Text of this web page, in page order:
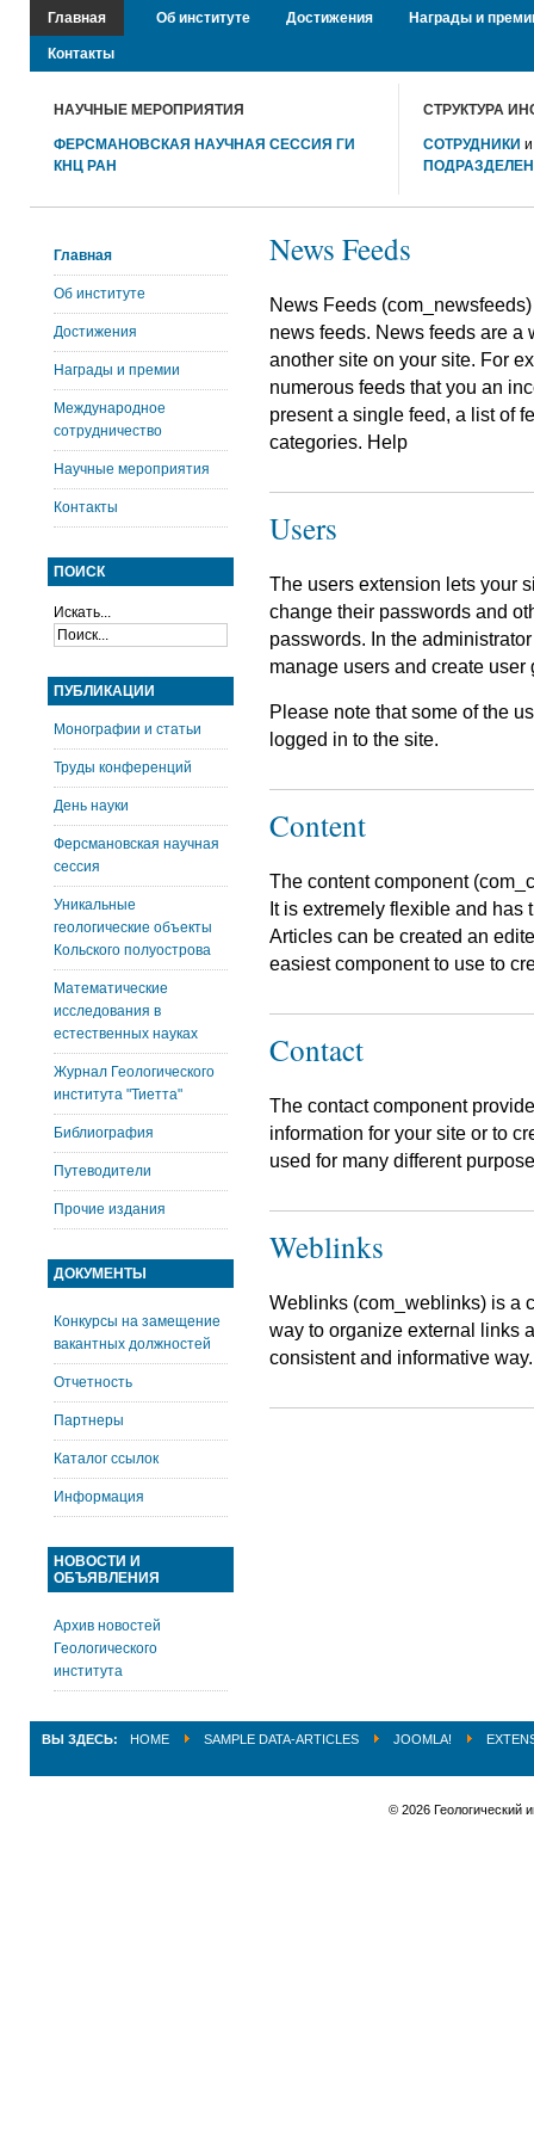
Главная Об институте Достижения Награды и
Контакты
НАУЧНЫЕ МЕРОПРИЯТИЯ
ФЕРСМАНОВСКАЯ НАУЧНАЯ СЕССИЯ ГИ
КНЦ РАН
СТРУКТУРА
СОТРУДНИКИ
News Feeds
News Feeds
news feeds. News feeds are a
another site on your site. For
numerous feeds that you an
present a single feed, a list of
categories. Help
Users
The users extension lets your
change their passwords and
passwords. In the
manage users and create
Please note that some of the
logged in to the site.
Content
The content component
It is extremely flexible and
Articles can be created an
easiest component to use to
Contact
The contact component
information for your site or to
used for many different
Weblinks
Weblinks (com_weblinks) is a
way to organize external links
consistent and informative
Главная
Об институте
Достижения
Награды и премии
Международное
сотрудничество
Научные мероприятия
Контакты
ПОИСК
Искать...
ПУБЛИКАЦИИ
Монографии и статьи
Труды конференций
День науки
Ферсмановская научная
сессия
Уникальные
геологические объекты
Кольского полуострова
Математические
исследования в
естественных науках
Журнал Геологического
института "Тиетта"
Библиография
Путеводители
Прочие издания
ДОКУМЕНТЫ
Конкурсы на замещение
вакантных должностей
Отчетность
Партнеры
Каталог ссылок
Информация
НОВОСТИ И
ОБЪЯВЛЕНИЯ
Архив новостей
Геологического
института
ВЫ ЗДЕСЬ: HOME SAMPLE DATA-ARTICLES JOOMLA!
© 2026 Геологический